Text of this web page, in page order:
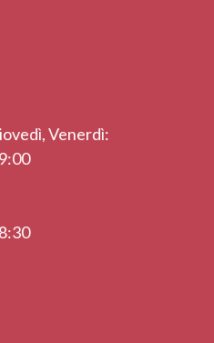
Venerdì: